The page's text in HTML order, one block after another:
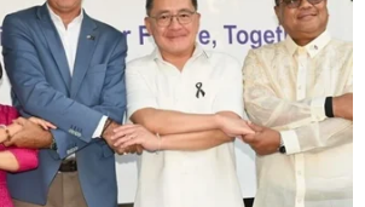
thelivingmoon.com)
mạng WikiLeaks đã công bố
nêu rõ chi tiết hoạt động do
An Ninh Quốc gia Mỹ (NSA)
thương lượng của các nhà lãnh